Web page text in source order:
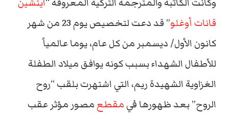
قانات أوغلو
” قد دعت لتخصيص يوم 23 من شهر
كانون الأول/ ديسمبر من كل عام، يوما عالمياً
للأطفال الشهداء بسبب كونه يوافق ميلاد الطفلة
الغزاوية الشهيدة ريم، التي اشتهرت بلقب “روح
الروح” بعد ظهورها فيمقطع مصور مؤثر عقب